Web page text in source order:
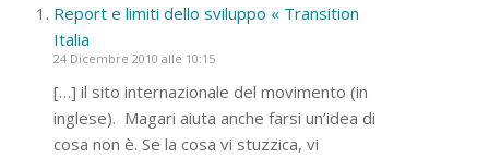
Report e limiti dello sviluppo « Transition
Italia
24 Dicembre 2010 alle 10:15
[…] il sito internazionale del movimento (in
inglese). Magari aiuta anche farsi un’idea di
cosa non è. Se la cosa vi stuzzica, vi